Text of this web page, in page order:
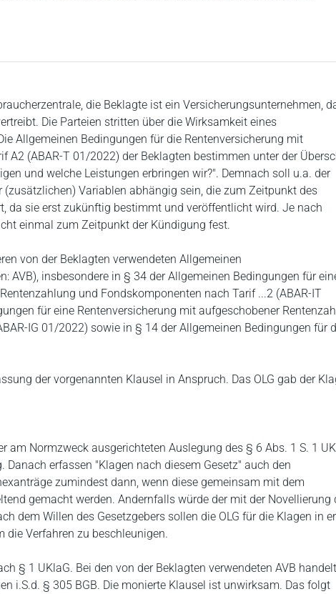
die Beklagte ist ein Versicherungsunternehmen,
Die Parteien stritten über die Wirksamkeit eines
Allgemeinen Bedingungen für die Rentenversicherung mit
A2 (ABAR-T 01/2022) der Beklagten bestimmen unter der
und welche Leistungen erbringen wir?". Demnach soll u.a. der
Variablen abhängig sein, die zum Zeitpunkt des
da sie erst zukünftig bestimmt und veröffentlicht wird. Je nach
einmal zum Zeitpunkt der Kündigung fest.
von der Beklagten verwendeten Allgemeinen
AVB), insbesondere in § 34 der Allgemeinen Bedingungen für
und Fondskomponenten nach Tarif ...2 (ABAR-IT
für eine Rentenversicherung mit aufgeschobener
IG 01/2022) sowie in § 14 der Allgemeinen Bedingungen für
der vorgenannten Klausel in Anspruch. Das OLG gab der
am Normzweck ausgerichteten Auslegung des § 6 Abs. 1 S. 1
erfassen "Klagen nach diesem Gesetz" auch den
zumindest dann, wenn diese gemeinsam mit dem
gemacht werden. Andernfalls würde der mit der Novellierung
dem Willen des Gesetzgebers sollen die OLG für die Klagen in
Verfahren zu beschleunigen.
§ 1 UKlaG. Bei den von der Beklagten verwendeten AVB
i.S.d. § 305 BGB. Die monierte Klausel ist unwirksam. Das folgt